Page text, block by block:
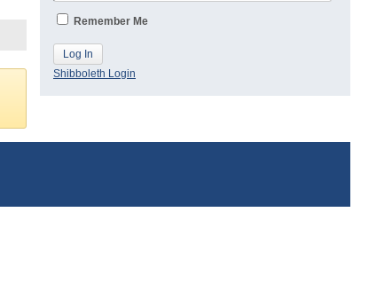
Remember Me
Shibboleth Login